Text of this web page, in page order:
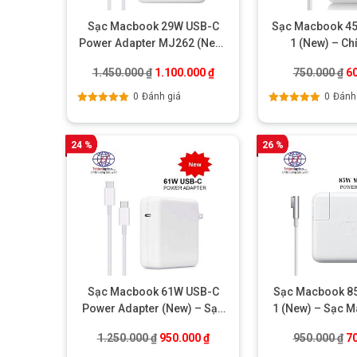
Sạc Macbook 29W USB-C
Power Adapter MJ262 (New)
1.450.000₫ Giá gốc là: 1.450.000 ₫.
1.100.000₫Giá hiện tại là: 1.100.000 ₫.
0 Đánh giá
Sạc Macbook
1 (New) –
750.000₫
0
24 %
Sạc Macbook 61W USB-C
Power Adapter (New) – Sạc
2018, 2019, 2020
1.250.000₫ Giá gốc là: 1.250.000 ₫.
950.000₫Giá hiện tại là: 950.000 ₫.
26 %
Sạc Macbook
1 (New) – Sạc
950.000₫